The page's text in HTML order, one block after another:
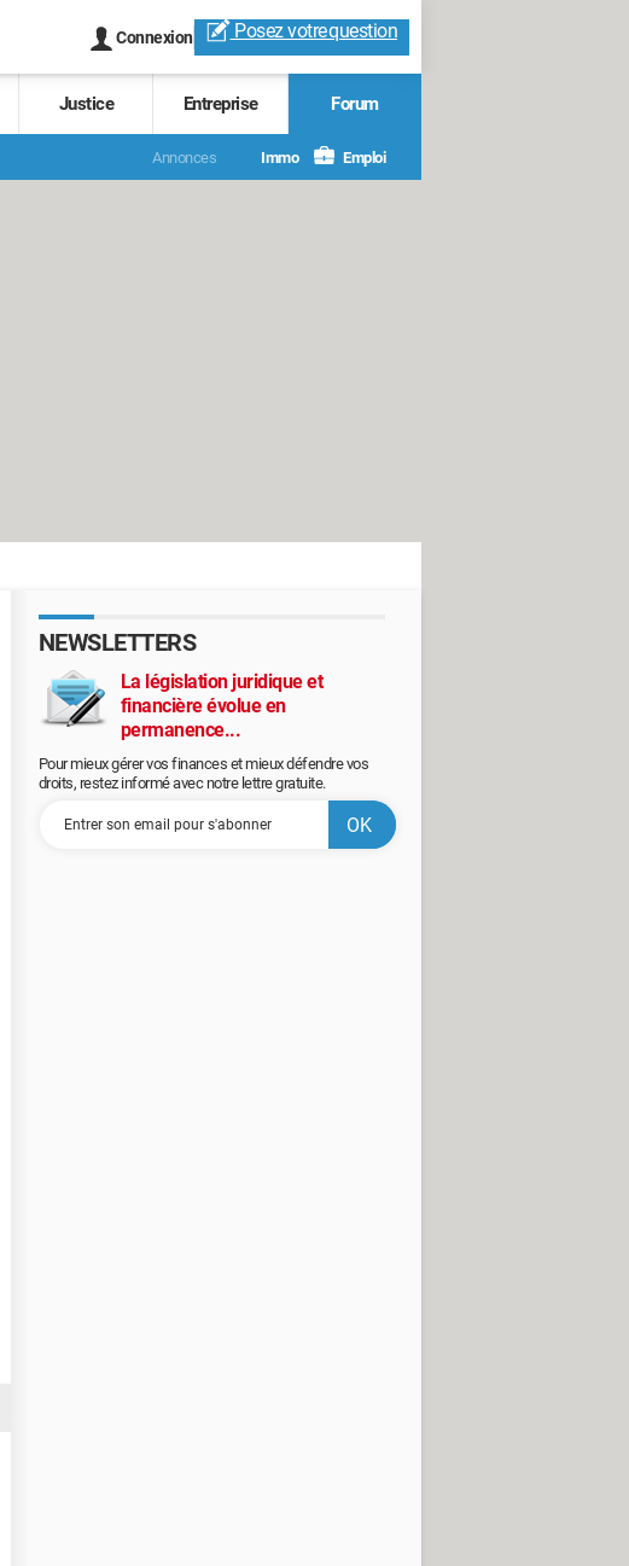
Connexion Posez votrequestion
Justice Entreprise Forum
Annonces Immo Emploi
NEWSLETTERS
La législation juridique et
financière évolue en
permanence...
Pour mieux gérer vos finances et mieux défendre vos
droits, restez informé avec notre lettre gratuite.